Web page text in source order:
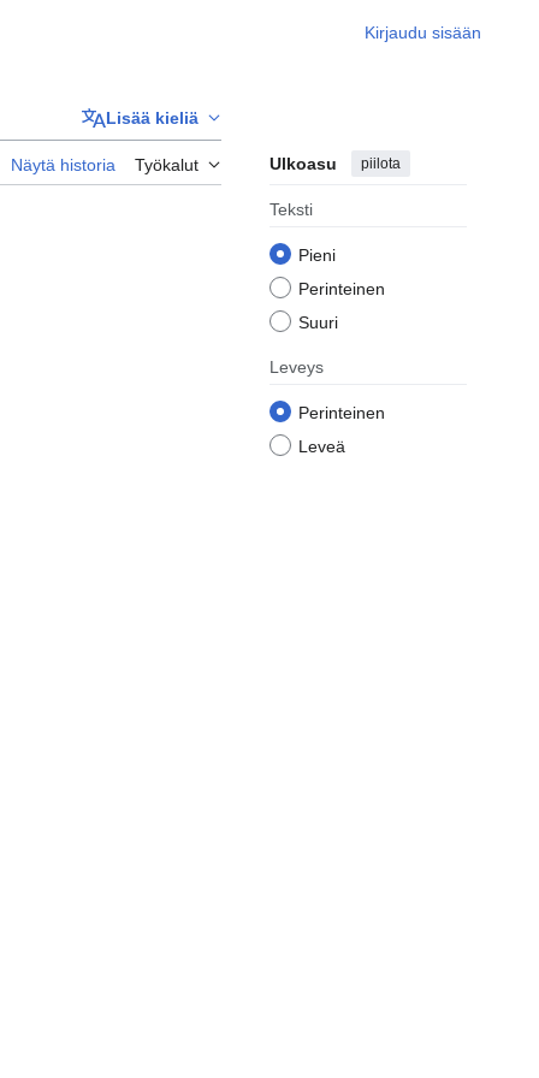
Kirjaudu sisään
Lisää kieliä
Näytä historia Työkalut Ulkoasu piilota
Teksti
Pieni
Perinteinen
Suuri
Leveys
Perinteinen
Leveä